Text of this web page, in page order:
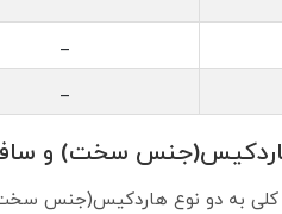
_
_
هاردکیس(جنس سخت) و
کلی به دو نوع هاردکیس(جنس